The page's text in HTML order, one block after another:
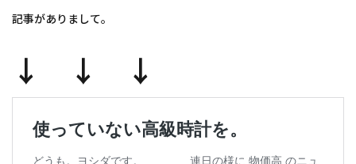
記事がありまして。
↓ ↓ ↓